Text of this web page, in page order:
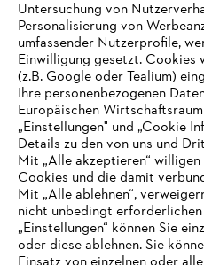
Informationen für
Produkte
Kontakt
Karriere
Hinweisgebersystem
Untersuchung von
Personalisierung von
umfassender Nutzerprofile,
Einwilligung gesetzt. Cookies
(z.B. Google oder Tealium)
Ihre personenbezogenen
Europäischen
„Einstellungen" und „Cookie
Details zu den von uns und
Mit „Alle akzeptieren“
Cookies und die damit
Mit „Alle ablehnen“,
nicht unbedingt
„Einstellungen“ können Sie
oder diese ablehnen. Sie